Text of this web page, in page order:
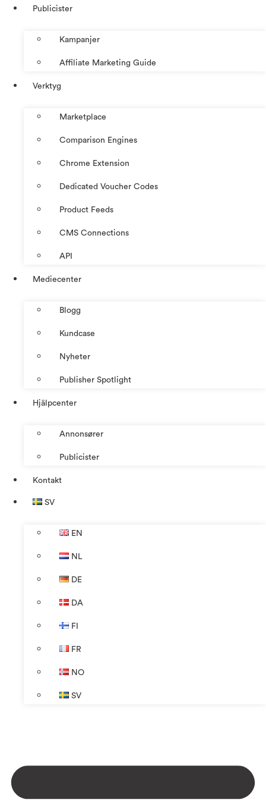
Publicister
Kampanjer
Affiliate Marketing Guide
Verktyg
Marketplace
Comparison Engines
Chrome Extension
Dedicated Voucher Codes
Product Feeds
CMS Connections
API
Mediecenter
Blogg
Kundcase
Nyheter
Publisher Spotlight
Hjälpcenter
Annonsører
Publicister
Kontakt
SV
EN
NL
DE
DA
FI
FR
NO
SV